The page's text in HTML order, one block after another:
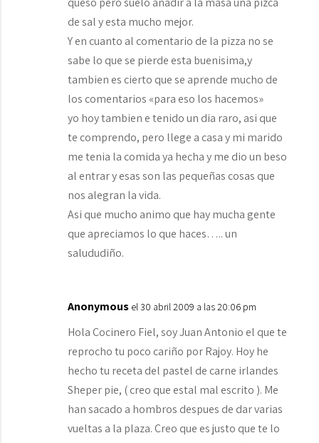
de sal y esta mucho mejor.
Y en cuanto al comentario de la pizza no se
sabe lo que se pierde esta buenisima,y
tambien es cierto que se aprende mucho de
los comentarios «para eso los hacemos»
yo hoy tambien e tenido un dia raro, asi que
te comprendo, pero llege a casa y mi marido
me tenia la comida ya hecha y me dio un beso
al entrar y esas son las pequeñas cosas que
nos alegran la vida.
Asi que mucho animo que hay mucha gente
que apreciamos lo que haces….. un
salududiño.
Anonymous el 30 abril 2009 a las 20:06 pm
Hola Cocinero Fiel, soy Juan Antonio el que te
reprocho tu poco cariño por Rajoy. Hoy he
hecho tu receta del pastel de carne irlandes
Sheper pie, ( creo que estal mal escrito ). Me
han sacado a hombros despues de dar varias
vueltas a la plaza. Creo que es justo que te lo